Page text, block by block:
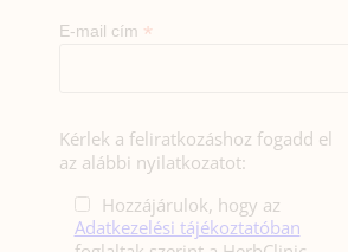
E-mail cím *
Kérlek a feliratkozáshoz fogadd el
az alábbi nyilatkozatot:
Hozzájárulok, hogy az
Adatkezelési tájékoztatóban